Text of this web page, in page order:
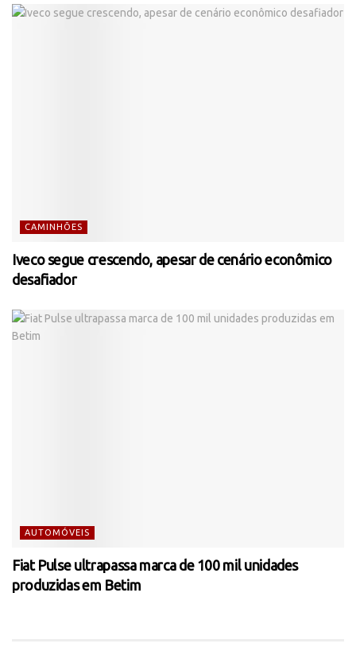
CAMINHÕES
Iveco segue crescendo, apesar de cenário econômico
desafiador
AUTOMÓVEIS
Fiat Pulse ultrapassa marca de 100 mil unidades
produzidas em Betim